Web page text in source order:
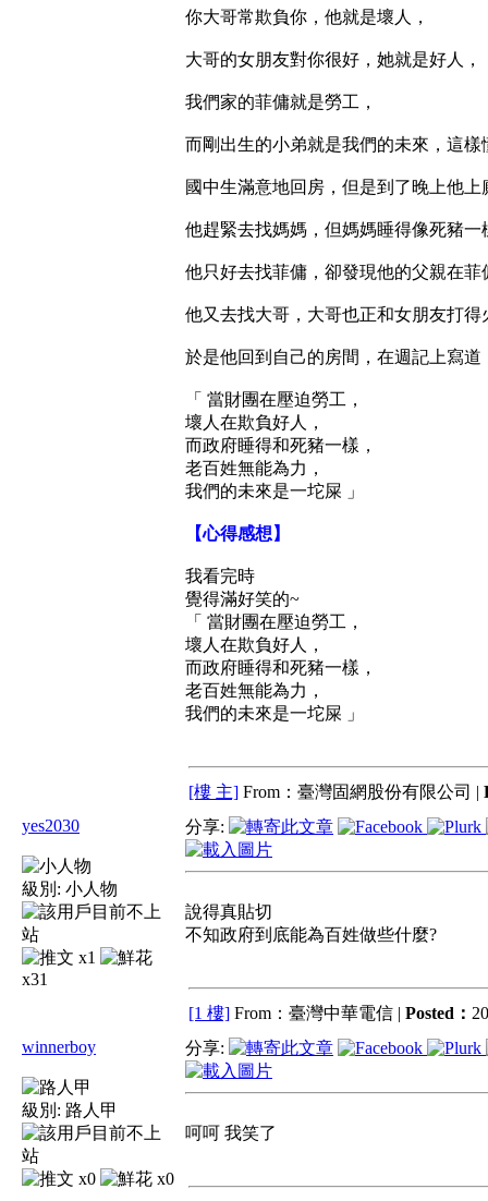
你大哥常欺負你，他就是壞人，
大哥的女朋友對你很好，她就是好人，
我們家的菲傭就是勞工，
而剛出生的小弟就是我們的未來，這樣
國中生滿意地回房，但是到了晚上他
他趕緊去找媽媽，但媽媽睡得像死豬一
他只好去找菲傭，卻發現他的父親在
他又去找大哥，大哥也正和女朋友打得
於是他回到自己的房間，在週記上寫道
「 當財團在壓迫勞工，
壞人在欺負好人，
而政府睡得和死豬一樣，
老百姓無能為力，
我們的未來是一坨屎 」
【心得感想】
我看完時
覺得滿好笑的~
「 當財團在壓迫勞工，
壞人在欺負好人，
而政府睡得和死豬一樣，
老百姓無能為力，
我們的未來是一坨屎 」
[樓 主] From：臺灣固網股份有限公司 |
yes2030
級別: 小人物
x1
x31
分享:
說得真貼切
不知政府到底能為百姓做些什麼?
[1 樓] From：臺灣中華電信 | Posted：
winnerboy
級別: 路人甲
x0 x0
分享:
呵呵 我笑了